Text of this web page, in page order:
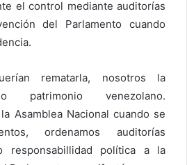
el control mediante auditorías
del Parlamento cuando
rematarla, nosotros la
patrimonio venezolano.
Asamblea Nacional cuando se
ordenamos auditorías
responsabillidad política a la